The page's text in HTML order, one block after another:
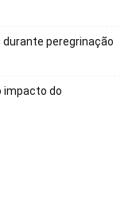
durante peregrinação
impacto do